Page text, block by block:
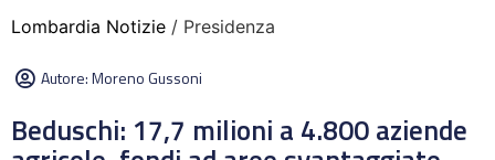
Lombardia Notizie / Presidenza
Autore:Moreno Gussoni
Beduschi: 17,7 milioni a 4.800 aziende